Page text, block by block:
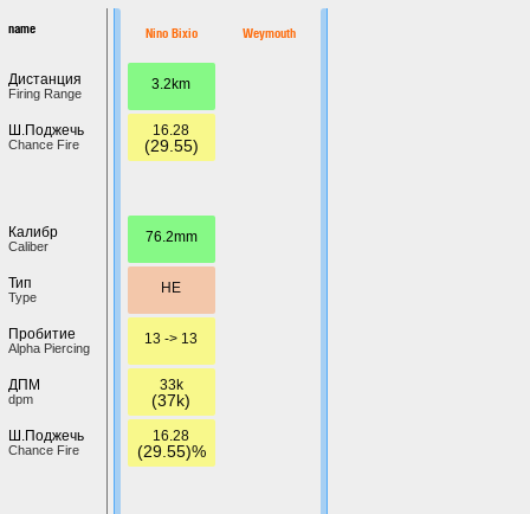
name
Дистанция
Firing Range
Ш.Поджечь
Chance Fire
Калибр
Caliber
Тип
Type
Пробитие
Alpha Piercing
ДПМ
dpm
Ш.Поджечь
Chance Fire
Nino Bixio
3.2km
16.28
(29.55)
76.2mm
HE
13 -> 13
33k
(37k)
16.28
(29.55)%
Weymouth